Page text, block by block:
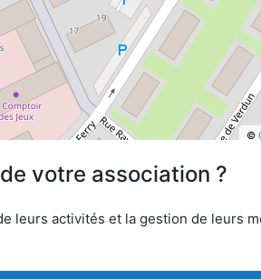
©
votre association ?
leurs activités et la gestion de